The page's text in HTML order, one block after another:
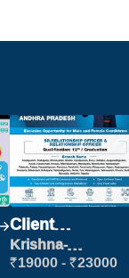
Client
Relationship
Executive
Krishna-
vijayawada
₹19000 - ₹23000